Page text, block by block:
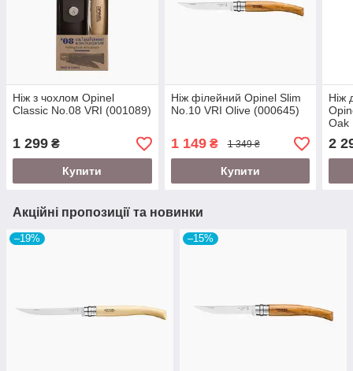
Ніж з чохлом Opinel
Classic No.08 VRI (001089)
1 299 ₴
Купити
Ніж філейний Opinel Slim
No.10 VRI Olive (000645)
1 149₴ 1 349 ₴
Купити
Ніж
Oak
Box
2
Акційні пропозиції та новинки
–19% –15%